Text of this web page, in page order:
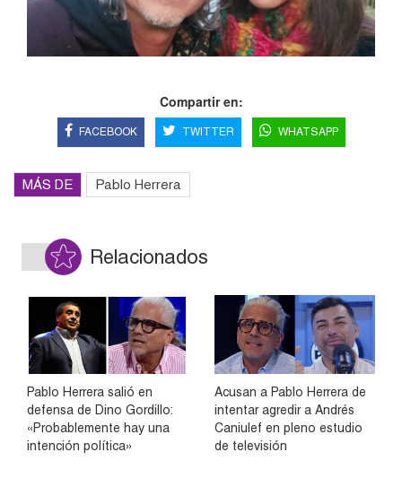
Compartir en:
FACEBOOK TWITTER WHATSAPP
MÁS DE Pablo Herrera
Relacionados
Pablo Herrera salió en
defensa de Dino Gordillo:
«Probablemente hay una
intención política»
Acusan a Pablo Herrera de
intentar agredir a Andrés
Caniulef en pleno estudio
de televisión